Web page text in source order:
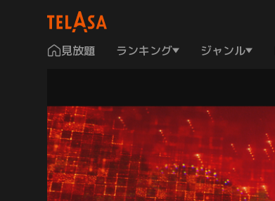
見放題 ランキング ジャンル